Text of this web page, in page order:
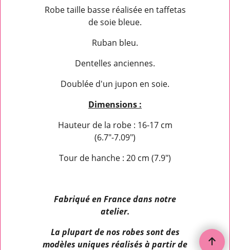
Robe taille basse réalisée en taffetas
de soie bleue.
Ruban bleu.
Dentelles anciennes.
Doublée d'un jupon en soie.
Dimensions :
Hauteur de la robe : 16-17 cm
(6.7"-7.09")
Tour de hanche : 20 cm (7.9")
Fabriqué en France dans notre
atelier.
La plupart de nos robes sont des
modèles uniques réalisés à partir de